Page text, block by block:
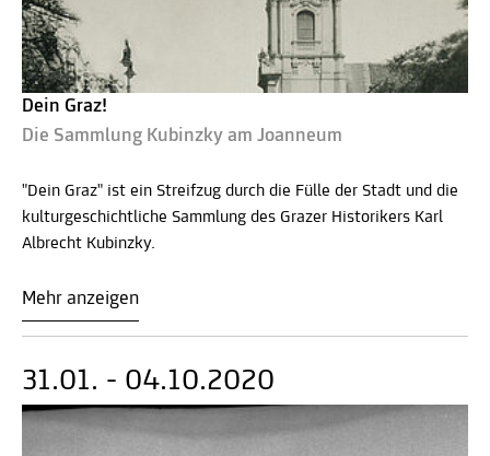
Dein Graz!
Die Sammlung Kubinzky am Joanneum
"Dein Graz" ist ein Streifzug durch die Fülle der Stadt und die
kulturgeschichtliche Sammlung des Grazer Historikers Karl
Albrecht Kubinzky.
Mehr anzeigen
31.01. - 04.10.2020